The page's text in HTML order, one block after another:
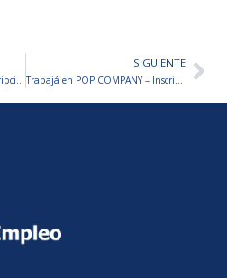
Trabajá en ARGENMILLA – Inscripciones abiertas
SIGUIENTE
Trabajá en POP COMPANY – Inscripciones abiertas